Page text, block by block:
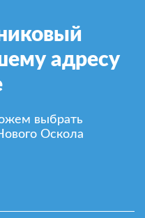
адресу
выбрать
Оскола